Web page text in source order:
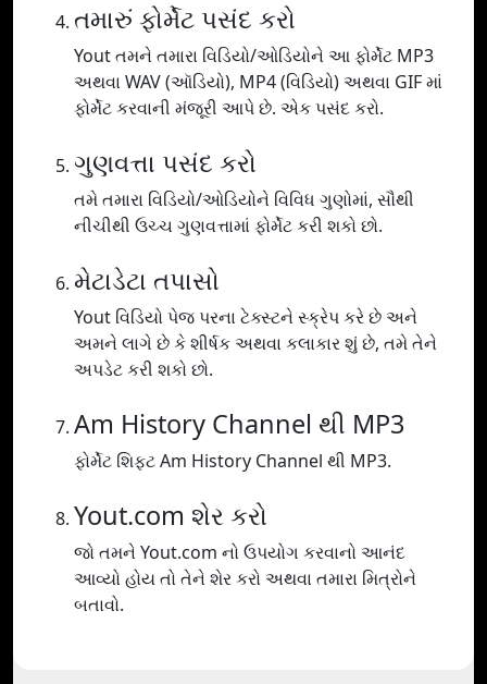
તમારું ફોર્મેટ પસંદ કરો
Yout તમને તમારા વિડિયો/ઓડિયોને આ ફોર્મેટ MP3
અથવા WAV (ઑડિયો), MP4 (વિડિયો) અથવા GIF માં
ફોર્મેટ કરવાની મંજૂરી આપે છે. એક પસંદ કરો.
ગુણવત્તા પસંદ કરો
તમે તમારા વિડિયો/ઓડિયોને વિવિધ ગુણોમાં, સૌથી
નીચીથી ઉચ્ચ ગુણવત્તામાં ફોર્મેટ કરી શકો છો.
મેટાડેટા તપાસો
Yout વિડિયો પેજ પરના ટેક્સ્ટને સ્ક્રેપ કરે છે અને
અમને લાગે છે કે શીર્ષક અથવા કલાકાર શું છે, તમે તેને
અપડેટ કરી શકો છો.
Am History Channel થી MP3
ફોર્મેટ શિફ્ટ Am History Channel થી MP3.
Yout.com શેર કરો
જો તમને Yout.com નો ઉપયોગ કરવાનો આનંદ
આવ્યો હોય તો તેને શેર કરો અથવા તમારા મિત્રોને
બતાવો.